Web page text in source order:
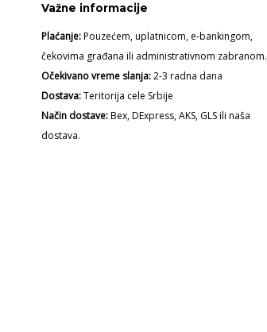
Važne informacije
Plaćanje:Pouzećem, uplatnicom, e-bankingom,
čekovima građana ili administrativnom zabranom.
Očekivano vreme slanja:2-3 radna dana
Dostava:Teritorija cele Srbije
Način dostave:Bex, DExpress, AKS, GLS ili naša
dostava.